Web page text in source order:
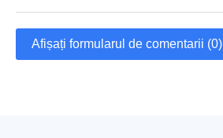
Afișați formularul de comentarii (0)